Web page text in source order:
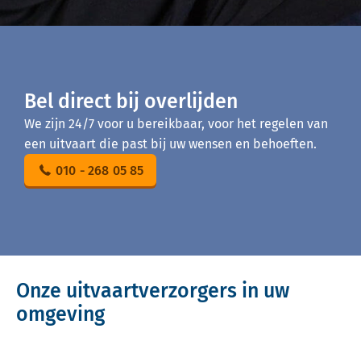
Bel direct bij overlijden
We zijn 24/7 voor u bereikbaar, voor het regelen van
een uitvaart die past bij uw wensen en behoeften.
010 - 268 05 85
Onze uitvaartverzorgers in uw
omgeving